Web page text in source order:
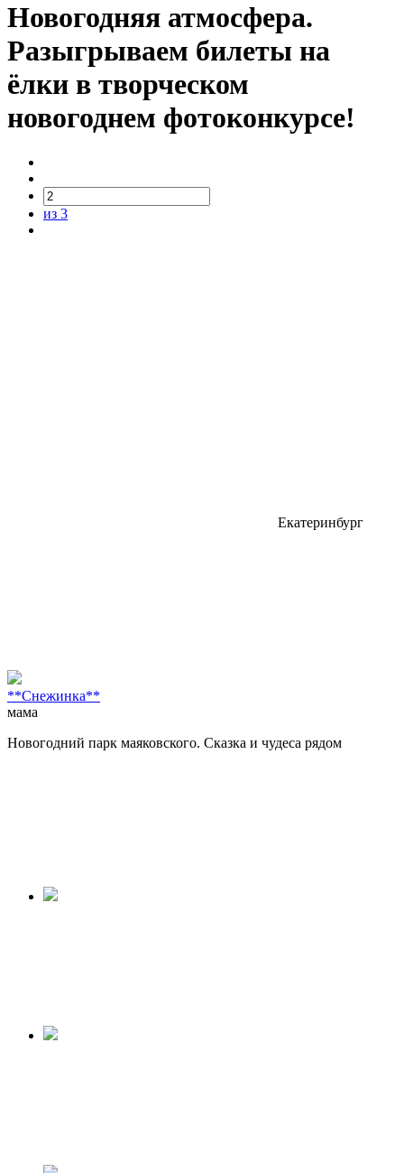
Новогодняя атмосфера.
Разыгрываем билеты на
ёлки в творческом
новогоднем фотоконкурсе!
из 3
Екатеринбург
**Снежинка**
мама
Новогодний парк маяковского. Сказка и чудеса рядом